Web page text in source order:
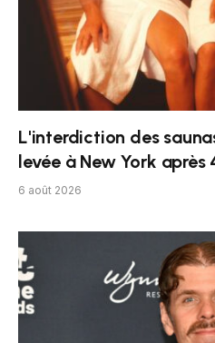
L'interdiction des
levée à New York après
6 août 2026